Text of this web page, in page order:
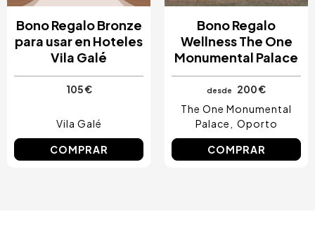
Bono Regalo Bronze
para usar en Hoteles
Vila Galé
105 €
Vila Galé
COMPRAR
Bono Regalo
Wellness The One
Monumental Palace
desde
200 €
The One Monumental
Palace
Oporto
COMPRAR